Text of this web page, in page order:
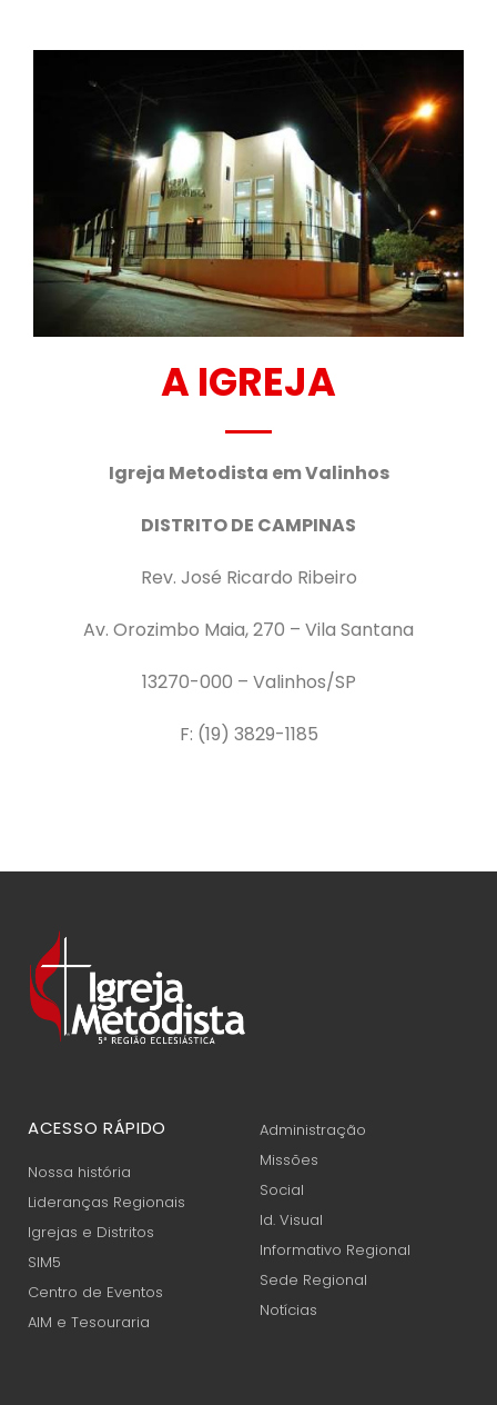
A IGREJA
Igreja Metodista emValinhos
DISTRITO DE CAMPINAS
Rev. José Ricardo Ribeiro
Av. Orozimbo Maia, 270 – Vila Santana
13270-000 – Valinhos/SP
F: (19) 3829-1185
ACESSO RÁPIDO
Nossa história
Lideranças Regionais
Igrejas e Distritos
SIM5
Centro de Eventos
AIM e Tesouraria
Administração
Missões
Social
Id. Visual
Informativo Regional
Sede Regional
Notícias